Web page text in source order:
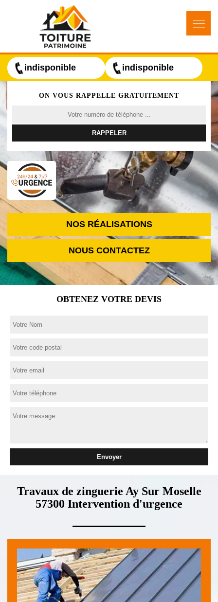
indisponible indisponible
ON VOUS RAPPELLE GRATUITEMENT
NOS RÉALISATIONS
NOUS CONTACTEZ
OBTENEZ VOTRE DEVIS
Travaux de zinguerie Ay Sur Moselle
57300 Intervention d'urgence